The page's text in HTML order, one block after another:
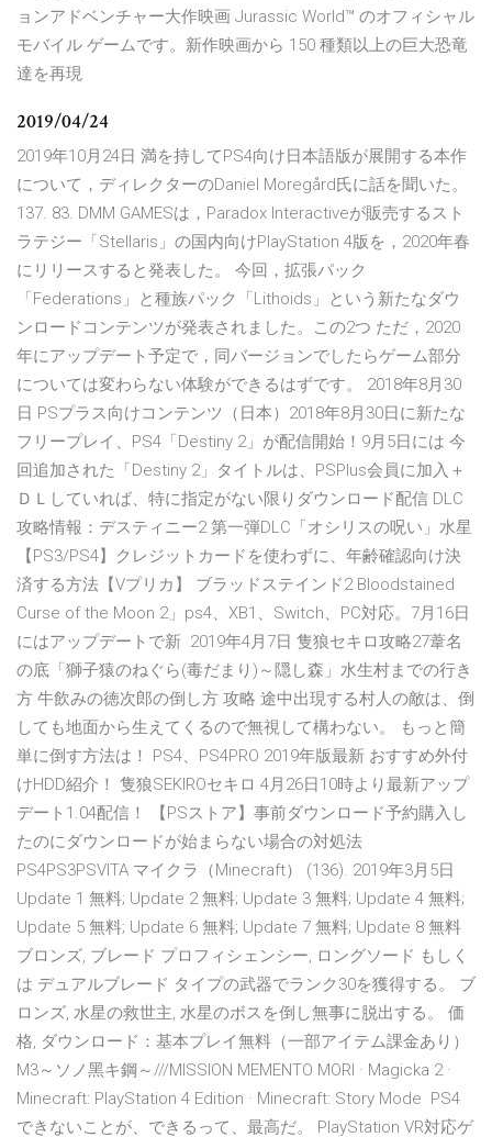
ョンアドベンチャー大作映画 Jurassic World™ のオフィシャル
モバイル ゲームです。新作映画から 150 種類以上の巨大恐竜
達を再現
2019/04/24
2019年10月24日 満を持してPS4向け日本語版が展開する本作
について，ディレクターのDaniel Moregård氏に話を聞いた。
137. 83. DMM GAMESは，Paradox Interactiveが販売するスト
ラテジー「Stellaris」の国内向けPlayStation 4版を，2020年春
にリリースすると発表した。 今回，拡張パック
「Federations」と種族パック「Lithoids」という新たなダウ
ンロードコンテンツが発表されました。この2つ ただ，2020
年にアップデート予定で，同バージョンでしたらゲーム部分
については変わらない体験ができるはずです。 2018年8月30
日 PSプラス向けコンテンツ（日本）2018年8月30日に新たな
フリープレイ、PS4「Destiny 2」が配信開始！9月5日には 今
回追加された「Destiny 2」タイトルは、PSPlus会員に加入＋
ＤＬしていれば、特に指定がない限りダウンロード配信 DLC
攻略情報：デスティニー2 第一弾DLC「オシリスの呪い」水星
【PS3/PS4】クレジットカードを使わずに、年齢確認向け決
済する方法【Vプリカ】 ブラッドステインド2 Bloodstained
Curse of the Moon 2」ps4、XB1、Switch、PC対応。7月16日
にはアップデートで新 2019年4月7日 隻狼セキロ攻略27葦名
の底「獅子猿のねぐら(毒だまり)～隠し森」水生村までの行き
方 牛飲みの徳次郎の倒し方 攻略 途中出現する村人の敵は、倒
しても地面から生えてくるので無視して構わない。 もっと簡
単に倒す方法は！ PS4、PS4PRO 2019年版最新 おすすめ外付
けHDD紹介！ 隻狼SEKIROセキロ 4月26日10時より最新アップ
デート1.04配信！ 【PSストア】事前ダウンロード予約購入し
たのにダウンロードが始まらない場合の対処法
PS4PS3PSVITA マイクラ（Minecraft） (136). 2019年3月5日
Update 1 無料; Update 2 無料; Update 3 無料; Update 4 無料;
Update 5 無料; Update 6 無料; Update 7 無料; Update 8 無料
ブロンズ, ブレード プロフィシェンシー, ロングソード もしく
は デュアルブレード タイプの武器でランク30を獲得する。 ブ
ロンズ, 水星の救世主, 水星のボスを倒し無事に脱出する。 価
格, ダウンロード：基本プレイ無料（一部アイテム課金あり）
M3～ソノ黑キ鋼～///MISSION MEMENTO MORI · Magicka 2 ·
Minecraft: PlayStation 4 Edition · Minecraft: Story Mode PS4
できないことが、できるって、最高だ。 PlayStation VR対応ゲ